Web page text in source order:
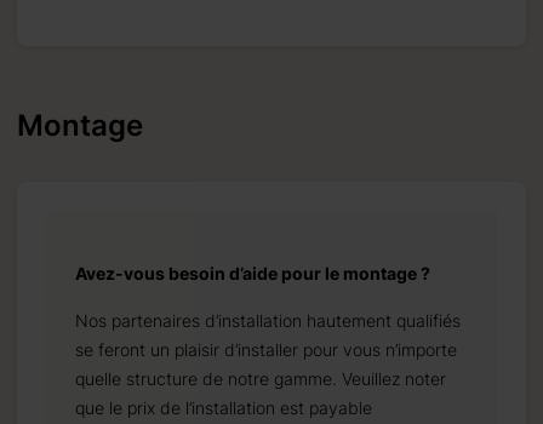
Montage
Avez-vous besoin d’aide pour le montage ?
Nos partenaires d’installation hautement qualifiés
se feront un plaisir d’installer pour vous n’importe
quelle structure de notre gamme. Veuillez noter
que le prix de l’installation est payable